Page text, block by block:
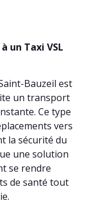
un Taxi VSL
Bauzeil est
un transport
Ce type
vers
la sécurité du
une solution
se rendre
de santé tout